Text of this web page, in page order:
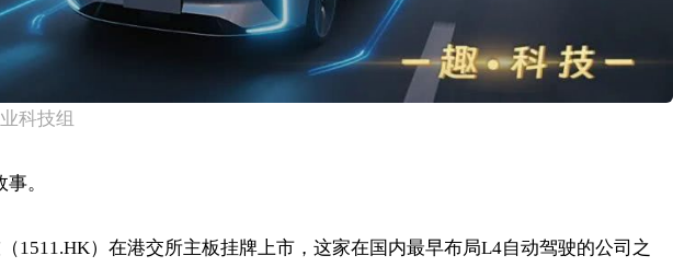
科技组
。
1511.HK）在港交所主板挂牌上市，这家在国内最早布局L4自动驾驶的公司之